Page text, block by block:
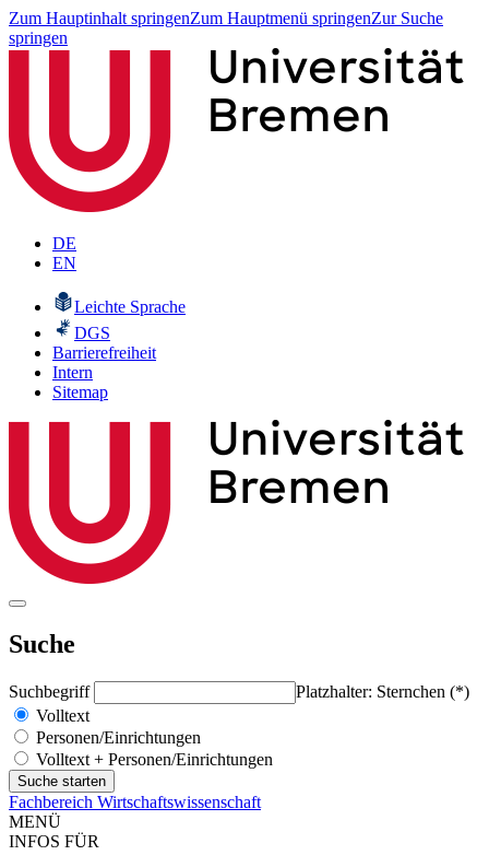
Zum Hauptinhalt springenZum Hauptmenü springenZur Suche
springen
DE
EN
Leichte Sprache
DGS
Barrierefreiheit
Intern
Sitemap
Suche
Suchbegriff
Platzhalter: Sternchen (*)
Volltext
Personen/Einrichtungen
Volltext + Personen/Einrichtungen
Fachbereich Wirtschaftswissenschaft
MENÜ
INFOS FÜR